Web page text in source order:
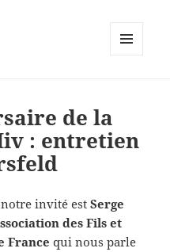
de la
: entretien
notre invité estSerge
des Fils et
France qui nous parle